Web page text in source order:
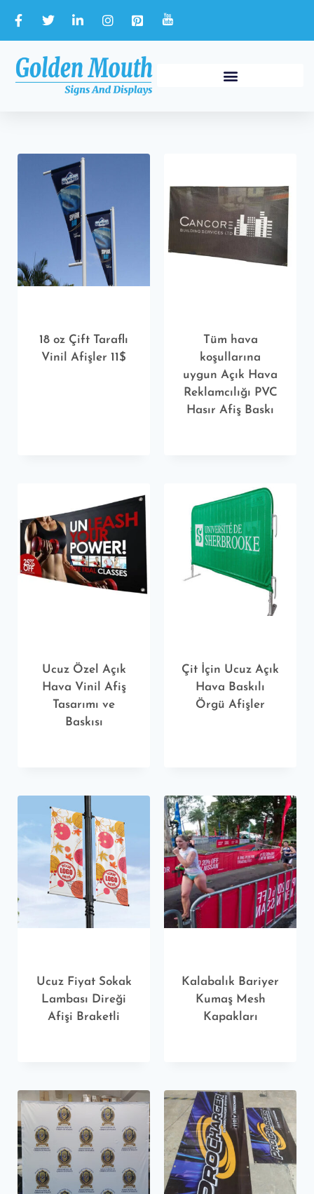
18 oz Çift Taraflı
Vinil Afişler 11$
Tüm hava
koşullarına
uygun Açık Hava
Reklamcılığı PVC
Hasır Afiş Baskı
Ucuz Özel Açık
Hava Vinil Afiş
Tasarımı ve
Baskısı
Çit İçin Ucuz Açık
Hava Baskılı
Örgü Afişler
Ucuz Fiyat Sokak
Lambası Direği
Afişi Braketli
Kalabalık Bariyer
Kumaş Mesh
Kapakları